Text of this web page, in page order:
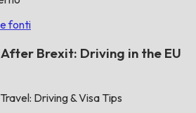
fonti
Brexit: Driving in the EU
Driving & Visa Tips